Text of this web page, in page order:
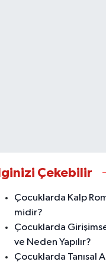
Çekebilir
Çocuklarda Kalp
midir?
Çocuklarda
ve Neden Yapılır?
Çocuklarda Tanısal